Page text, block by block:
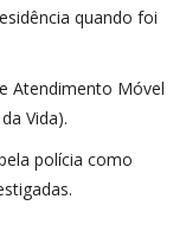
quando foi
Atendimento Móvel
Vida).
polícia como